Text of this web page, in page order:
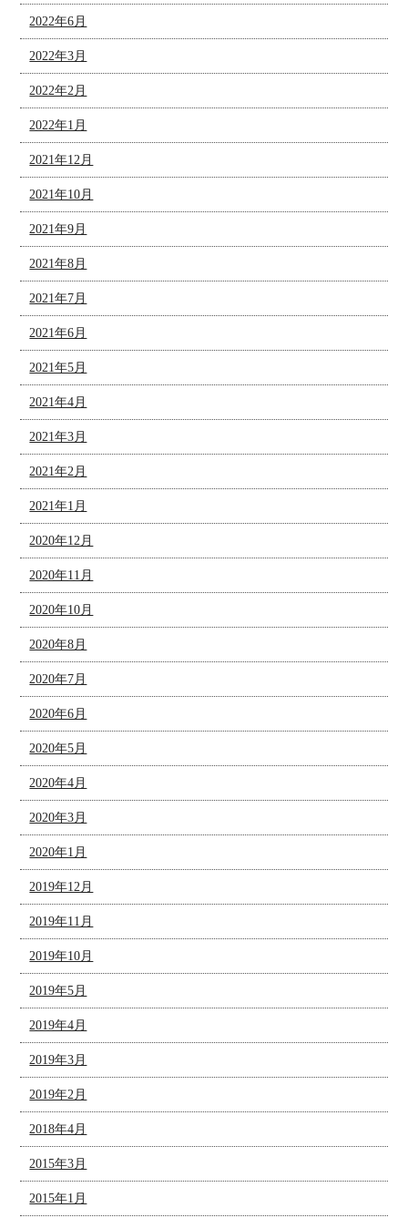
2022年6月
2022年3月
2022年2月
2022年1月
2021年12月
2021年10月
2021年9月
2021年8月
2021年7月
2021年6月
2021年5月
2021年4月
2021年3月
2021年2月
2021年1月
2020年12月
2020年11月
2020年10月
2020年8月
2020年7月
2020年6月
2020年5月
2020年4月
2020年3月
2020年1月
2019年12月
2019年11月
2019年10月
2019年5月
2019年4月
2019年3月
2019年2月
2018年4月
2015年3月
2015年1月